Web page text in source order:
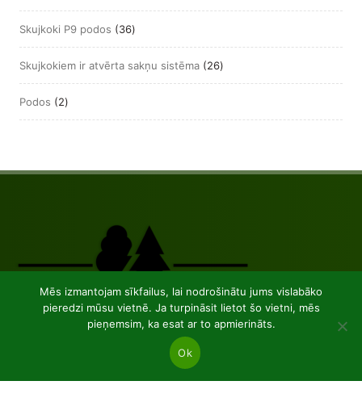
produkts
Skujkoki P9 podos
3636
produkts
Skujkokiem ir atvērta sakņu sistēma
2626
produkts
Podos
22
produkts
Mēs izmantojam sīkfailus, lai nodrošinātu jums vislabāko
pieredzi mūsu vietnē. Ja turpināsit lietot šo vietni, mēs
pieņemsim, ka esat ar to apmierināts.
Ok